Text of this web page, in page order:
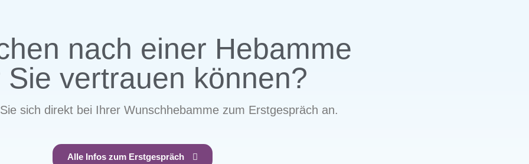
nach einer Hebamme
Sie vertrauen können?
sich direkt bei Ihrer Wunschhebamme zum Erstgespräch an.
Alle Infos zum Erstgespräch